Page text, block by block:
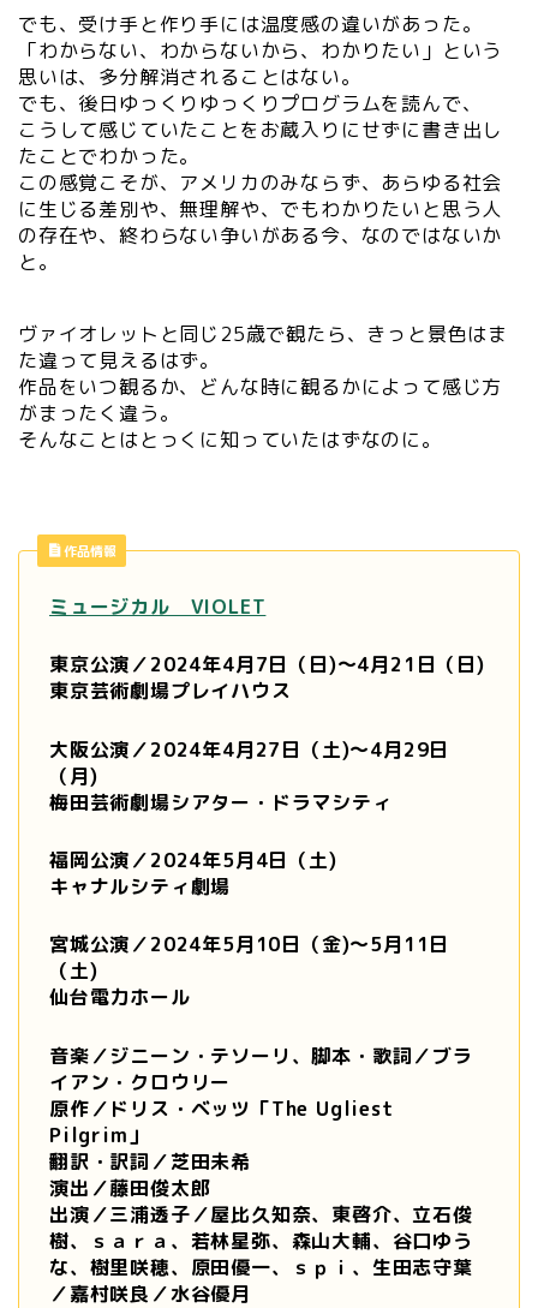
でも、受け手と作り手には温度感の違いがあった。
「わからない、わからないから、わかりたい」という
思いは、多分解消されることはない。
でも、後日ゆっくりゆっくりプログラムを読んで、
こうして感じていたことをお蔵入りにせずに書き出し
たことでわかった。
この感覚こそが、アメリカのみならず、あらゆる社会
に生じる差別や、無理解や、でもわかりたいと思う人
の存在や、終わらない争いがある今、なのではないか
と。
ヴァイオレットと同じ25歳で観たら、きっと景色はま
た違って見えるはず。
作品をいつ観るか、どんな時に観るかによって感じ方
がまったく違う。
そんなことはとっくに知っていたはずなのに。
作品情報
ミュージカル VIOLET
東京公演／2024年4月7日（日)～4月21日（日)
東京芸術劇場プレイハウス
大阪公演／2024年4月27日（土)～4月29日
（月)
梅田芸術劇場シアター・ドラマシティ
福岡公演／2024年5月4日（土)
キャナルシティ劇場
宮城公演／2024年5月10日（金)～5月11日
（土)
仙台電力ホール
音楽／ジニーン・テソーリ、脚本・歌詞／ブラ
イアン・クロウリー
原作／ドリス・ベッツ「The Ugliest
Pilgrim」
翻訳・訳詞／芝田未希
演出／藤田俊太郎
出演／三浦透子／屋比久知奈、東啓介、立石俊
樹、ｓａｒａ、若林星弥、森山大輔、谷口ゆう
な、樹里咲穂、原田優一、ｓｐｉ、生田志守葉
／嘉村咲良／水谷優月